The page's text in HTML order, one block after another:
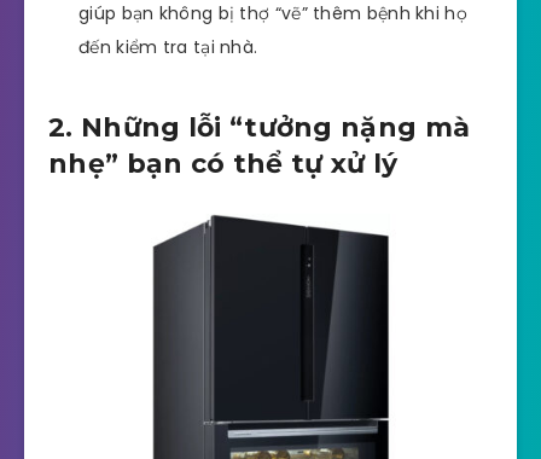
giúp bạn không bị thợ “vẽ” thêm bệnh khi họ
đến kiểm tra tại nhà.
2. Những lỗi “tưởng nặng mà
nhẹ” bạn có thể tự xử lý